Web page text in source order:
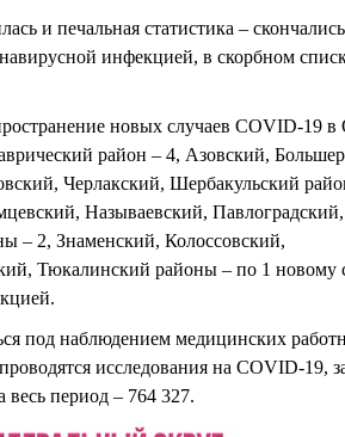
и печальная статистика –
инфекцией, в скорбном
новых случаев COVID-19
район – 4, Азовский,
Черлакский, Шербакульский
Называевский,
– 2, Знаменский, Колоссовский,
Тюкалинский районы – по 1 новому
под наблюдением медицинских
исследования на COVID-19,
весь период – 764 327.